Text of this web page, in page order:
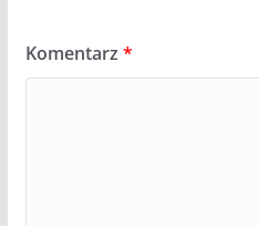
Komentarz *